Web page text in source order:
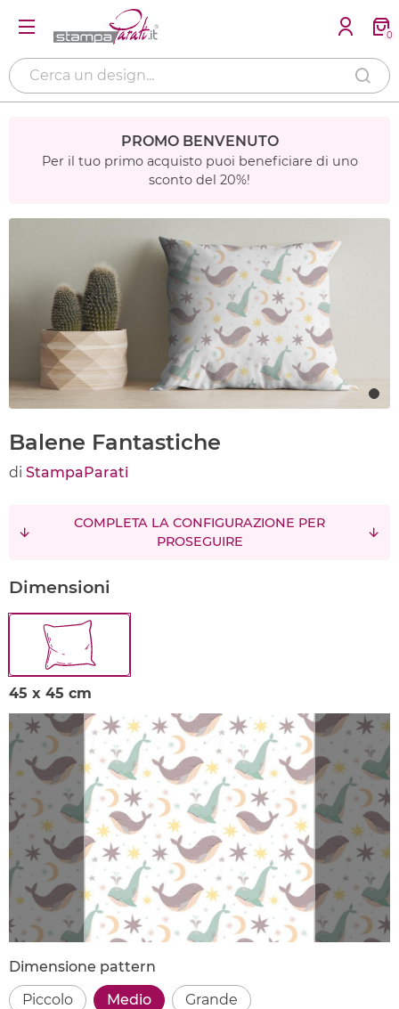
0
PROMO BENVENUTO
Per il tuo primo acquisto puoi beneficiare di uno
sconto del 20%!
Balene Fantastiche
di StampaParati
COMPLETA LA CONFIGURAZIONE PER
PROSEGUIRE
Dimensioni
45 x 45 cm
Dimensione pattern
Piccolo
Medio Grande